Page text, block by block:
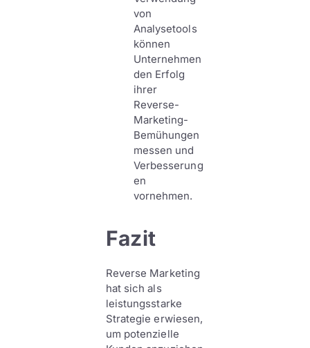
von
Analysetools
können
Unternehmen
den Erfolg
ihrer
Reverse-
Marketing-
Bemühungen
messen und
Verbesserung
en
vornehmen.
Fazit
Reverse Marketing
hat sich als
leistungsstarke
Strategie erwiesen,
um potenzielle